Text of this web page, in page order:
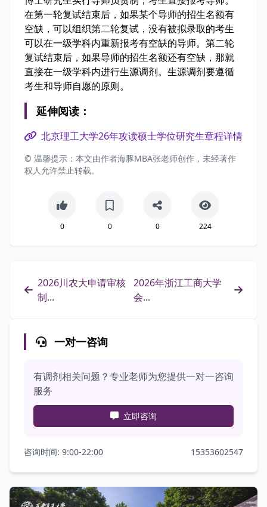
在第一轮复试结束后，如果某个导师的招生名额有
空缺，可以组织第二轮复试，没有被拟录取的考生
可以在一级学科内重新报考有空缺的导师。第二轮
复试结束后，如果导师的招生名额还有空缺，那就
直接在一级学科内进行生源调剂。生源调剂要遵循
考生和导师自愿的原则。
延伸阅读：
北京理工大学26年攻读硕士学位研究生章程详情
© 温馨提示：本文由作者海豚MBA张老师创作，未经著作
权人允许禁止转载。
0 0 0 224
2026川农大申请审核
制...
2026年浙江工商大学
会...
一对一咨询
有调剂相关问题？专业老师为您提供一对一咨询
服务
立即咨询
咨询时间: 9:00-22:00 15353602547